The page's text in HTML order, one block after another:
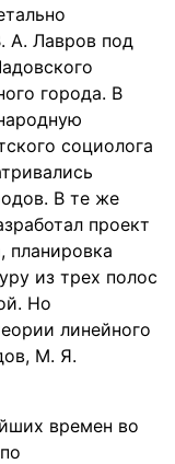
А. Лавров под
города. В
социолога
В те же
проект
планировка
из трех полос
Но
линейного
М. Я.
времен во